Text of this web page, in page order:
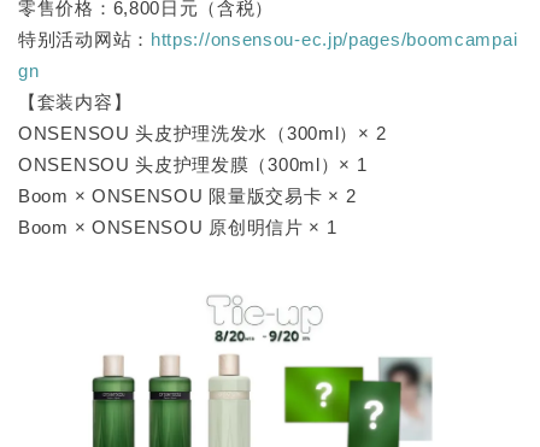
零售价格：6,800日元（含税）
特别活动网站： https://onsensou-ec.jp/pages/boomcampai
gn
【套装内容】
ONSENSOU 头皮护理洗发水（300ml）× 2
ONSENSOU 头皮护理发膜（300ml）× 1
Boom × ONSENSOU 限量版交易卡 × 2
Boom × ONSENSOU 原创明信片 × 1